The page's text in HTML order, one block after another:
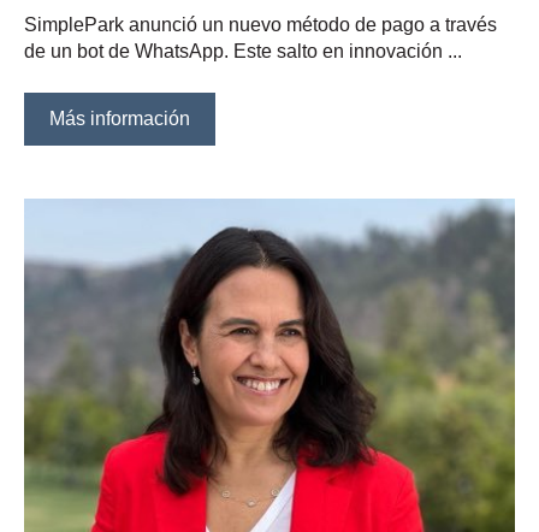
SimplePark anunció un nuevo método de pago a través
de un bot de WhatsApp. Este salto en innovación ...
Más información